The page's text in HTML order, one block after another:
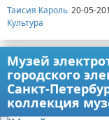
Таисия Кароль 20-05-
Культура
Музей
городского
Санкт-
коллекция